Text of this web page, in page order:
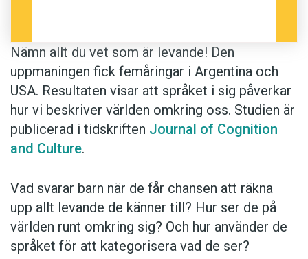
Nämn allt du vet som är levande! Den
uppmaningen fick femåringar i Argentina och
USA. Resultaten visar att språket i sig påverkar
hur vi beskriver världen omkring oss. Studien är
publicerad i tidskriften Journal of Cognition
and Culture.
Vad svarar barn när de får chansen att räkna
upp allt levande de känner till? Hur ser de på
världen runt omkring sig? Och hur använder de
språket för att kategorisera vad de ser?